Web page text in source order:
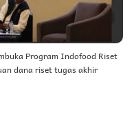
Program Indofood Riset
dana riset tugas akhir